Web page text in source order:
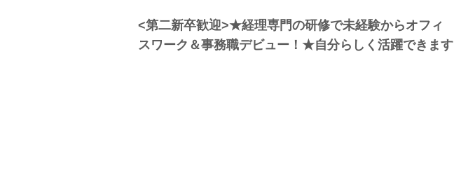
<第二新卒歓迎>★経理専門の研修で未経験からオフィ
スワーク＆事務職デビュー！★自分らしく活躍できます